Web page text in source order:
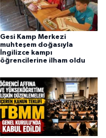
Gesi Kamp Merkezi
muhteşem doğasıyla
İngilizce kampı
öğrencilerine ilham oldu